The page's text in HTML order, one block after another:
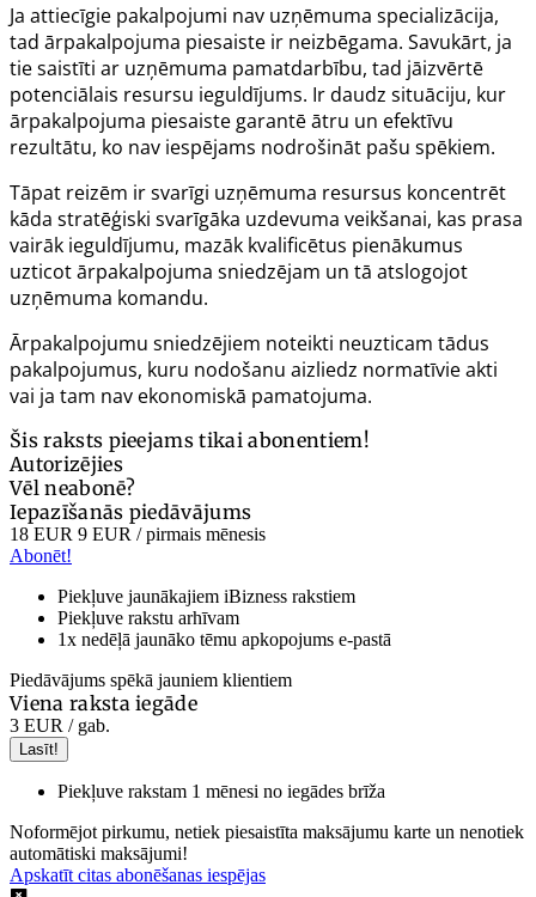
Ja attiecīgie pakalpojumi nav uzņēmuma specializācija,
tad ārpakalpojuma piesaiste ir neizbēgama. Savukārt, ja
tie saistīti ar uzņēmuma pamatdarbību, tad jāizvērtē
potenciālais resursu ieguldījums. Ir daudz situāciju, kur
ārpakalpojuma piesaiste garantē ātru un efektīvu
rezultātu, ko nav iespējams nodrošināt pašu spēkiem.
Tāpat reizēm ir svarīgi uzņēmuma resursus koncentrēt
kāda stratēģiski svarīgāka uzdevuma veikšanai, kas prasa
vairāk ieguldījumu, mazāk kvalificētus pienākumus
uzticot ārpakalpojuma sniedzējam un tā atslogojot
uzņēmuma komandu.
Ārpakalpojumu sniedzējiem noteikti neuzticam tādus
pakalpojumus, kuru nodošanu aizliedz normatīvie akti
vai ja tam nav ekonomiskā pamatojuma.
Šis raksts pieejams tikai abonentiem!
Autorizējies
Vēl neabonē?
Iepazīšanās piedāvājums
18 EUR 9 EUR / pirmais mēnesis
Abonēt!
Piekļuve jaunākajiem iBizness rakstiem
Piekļuve rakstu arhīvam
1x nedēļā jaunāko tēmu apkopojums e-pastā
Piedāvājums spēkā jauniem klientiem
Viena raksta iegāde
3 EUR / gab.
Lasīt!
Piekļuve rakstam 1 mēnesi no iegādes brīža
Noformējot pirkumu, netiek piesaistīta maksājumu karte un nenotiek
automātiski maksājumi!
Apskatīt citas abonēšanas iespējas